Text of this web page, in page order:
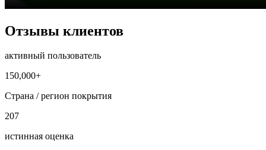
Отзывы клиентов
активный пользователь
150,000+
Страна / регион покрытия
207
истинная оценка